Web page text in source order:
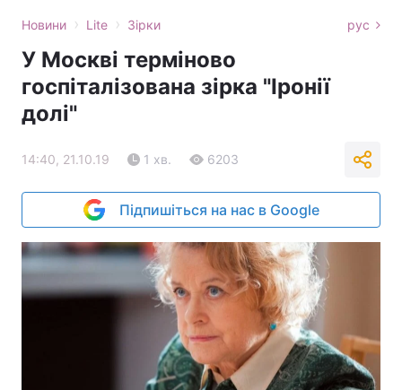
Новини › Lite › Зірки рус
У Москві терміново
госпіталізована зірка "Іронії
долі"
14:40, 21.10.19 1 хв. 6203
Підпишіться на нас в Google